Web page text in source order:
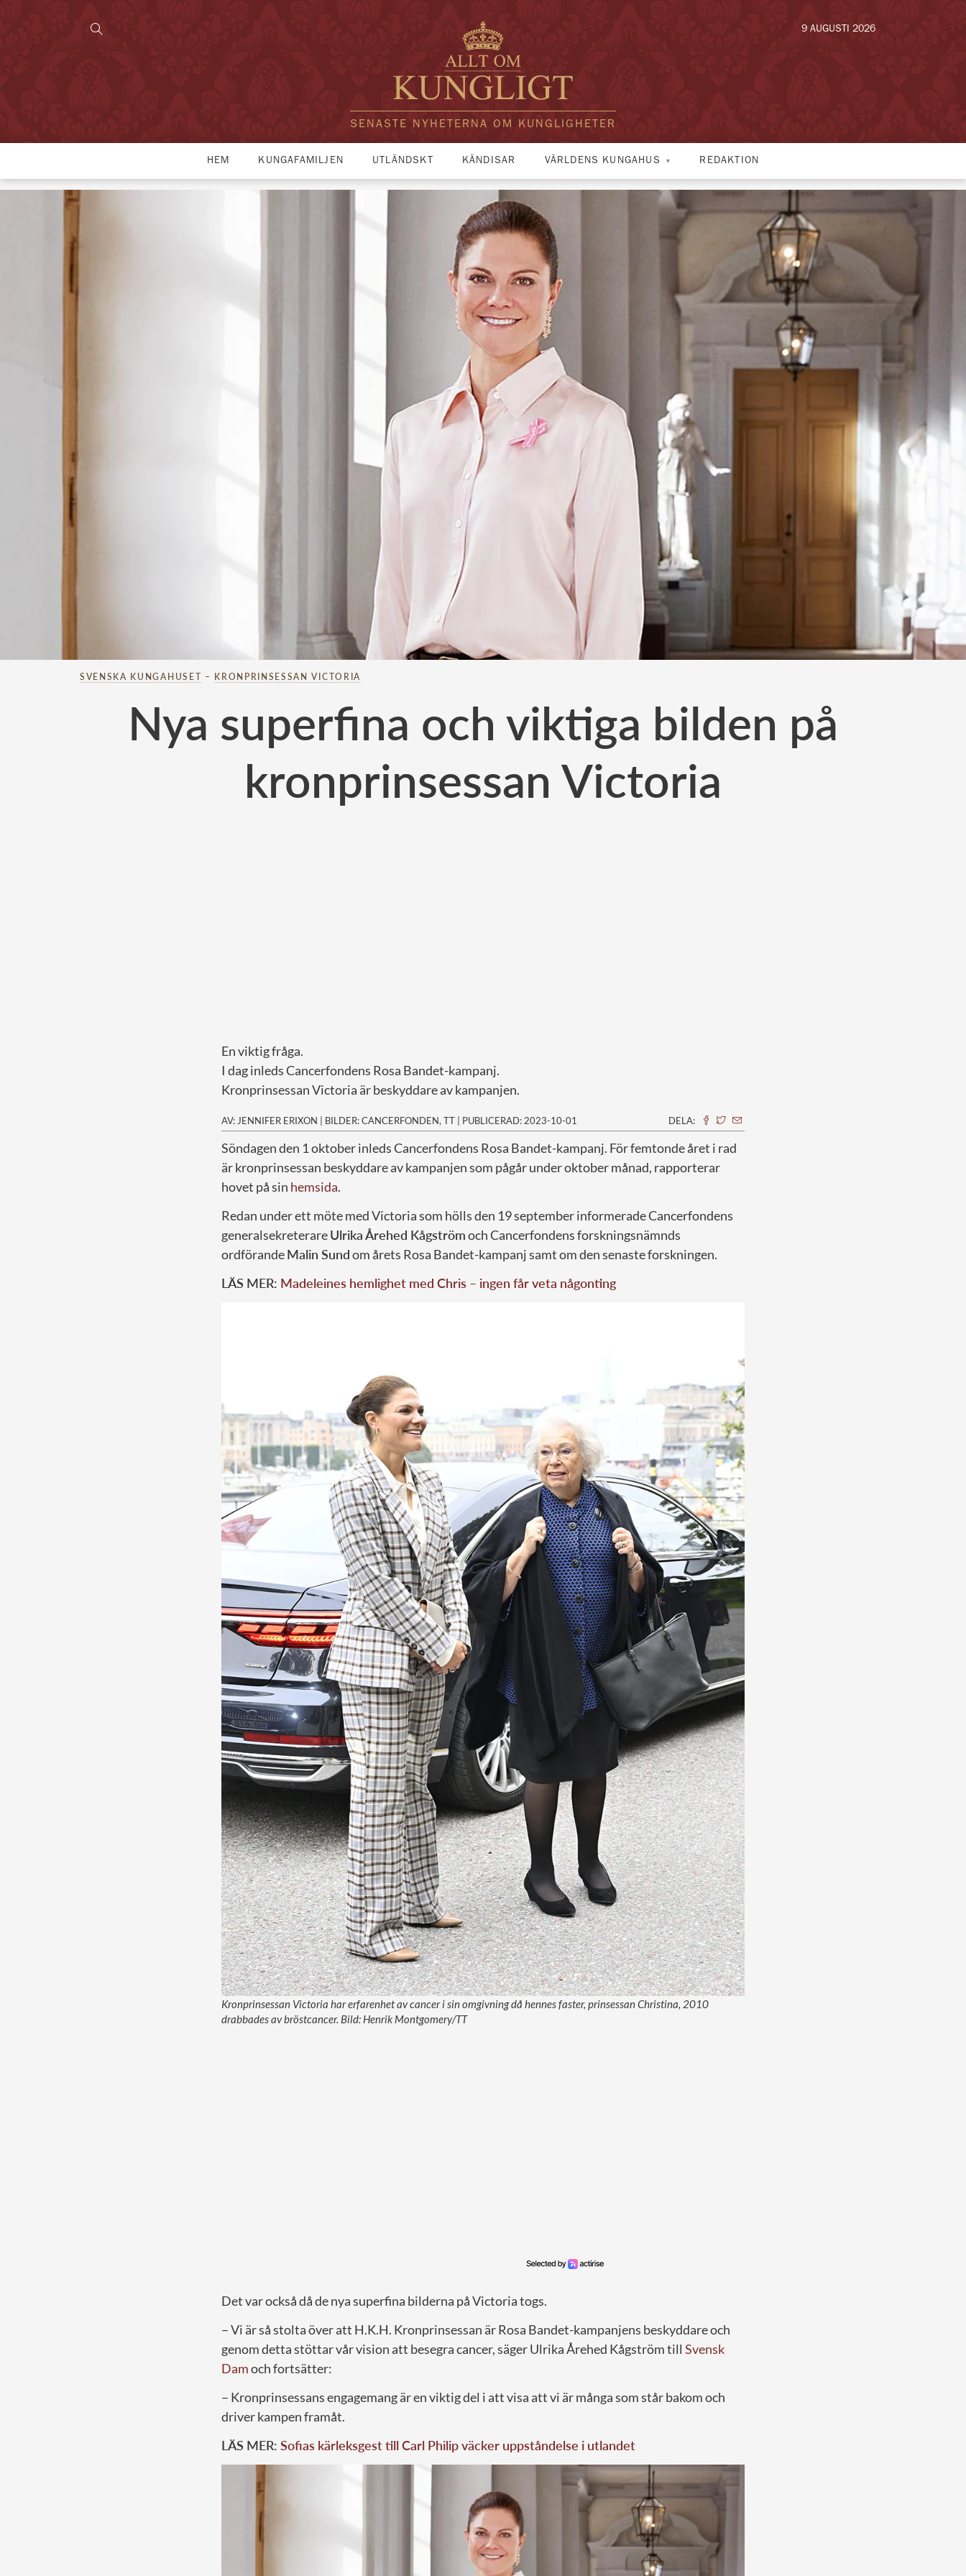
SENASTE NYHETERNA OM KUNGLIGHETER
9 AUGUSTI 2026
HEM KUNGAFAMILJEN UTLÄNDSKT KÄNDISAR VÄRLDENS KUNGAHUS REDAKTION
SVENSKA KUNGAHUSET – KRONPRINSESSAN VICTORIA
Nya superfina och viktiga bilden på
kronprinsessan Victoria
En viktig fråga.
I dag inleds Cancerfondens Rosa Bandet-kampanj.
Kronprinsessan Victoria är beskyddare av kampanjen.
AV: JENNIFER ERIXON | BILDER: CANCERFONDEN, TT | PUBLICERAD: 2023-10-01 DELA:
Söndagen den 1 oktober inleds Cancerfondens Rosa Bandet-kampanj. För femtonde året i rad
är kronprinsessan beskyddare av kampanjen som pågår under oktober månad, rapporterar
hovet på sin hemsida.
Redan under ett möte med Victoria som hölls den 19 september informerade Cancerfondens
generalsekreterareUlrika Årehed Kågströmoch Cancerfondens forskningsnämnds
ordförandeMalin Sundom årets Rosa Bandet-kampanj samt om den senaste forskningen.
LÄS MER: Madeleines hemlighet med Chris – ingen får veta någonting
Kronprinsessan Victoria har erfarenhet av cancer i sin omgivning då hennes faster, prinsessan Christina, 2010
drabbades av bröstcancer. Bild: Henrik Montgomery/TT
Det var också då de nya superfina bilderna på Victoria togs.
– Vi är så stolta över att H.K.H. Kronprinsessan är Rosa Bandet-kampanjens beskyddare och
genom detta stöttar vår vision att besegra cancer, säger Ulrika Årehed Kågström till Svensk
Damoch fortsätter:
– Kronprinsessans engagemang är en viktig del i att visa att vi är många som står bakom och
driver kampen framåt.
LÄS MER: Sofias kärleksgest till Carl Philip väcker uppståndelse i utlandet